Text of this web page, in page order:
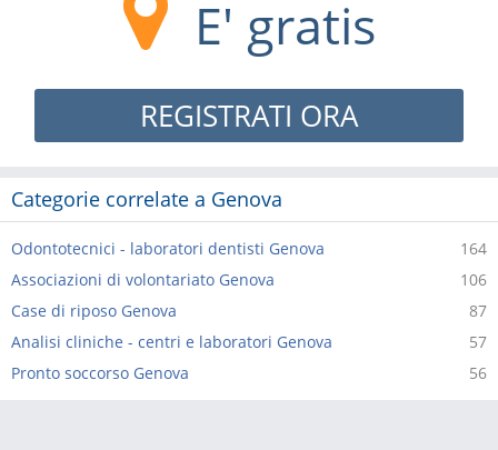
E' gratis
REGISTRATI ORA
Categorie correlate a Genova
164
Odontotecnici - laboratori dentisti Genova
106
Associazioni di volontariato Genova
87
Case di riposo Genova
57
Analisi cliniche - centri e laboratori Genova
56
Pronto soccorso Genova